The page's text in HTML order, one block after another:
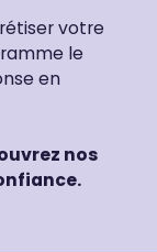
votre
le
en
nos